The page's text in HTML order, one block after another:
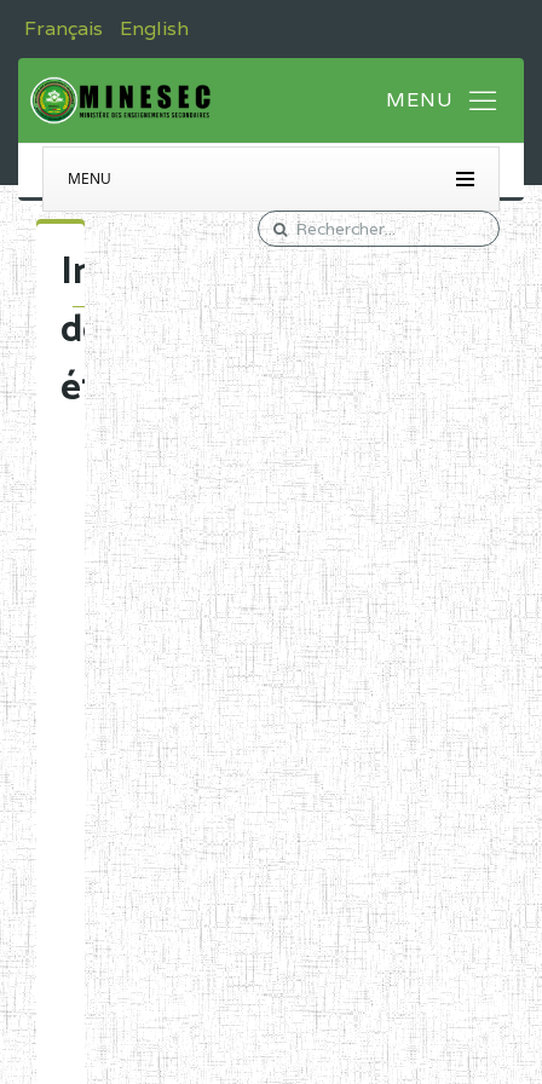
Français English
MENU
Immatriculation
des
établissements
Etablissements
d'enseignement
normal
ENI
Chercher:
Effacer les filtres
Denomination
Type